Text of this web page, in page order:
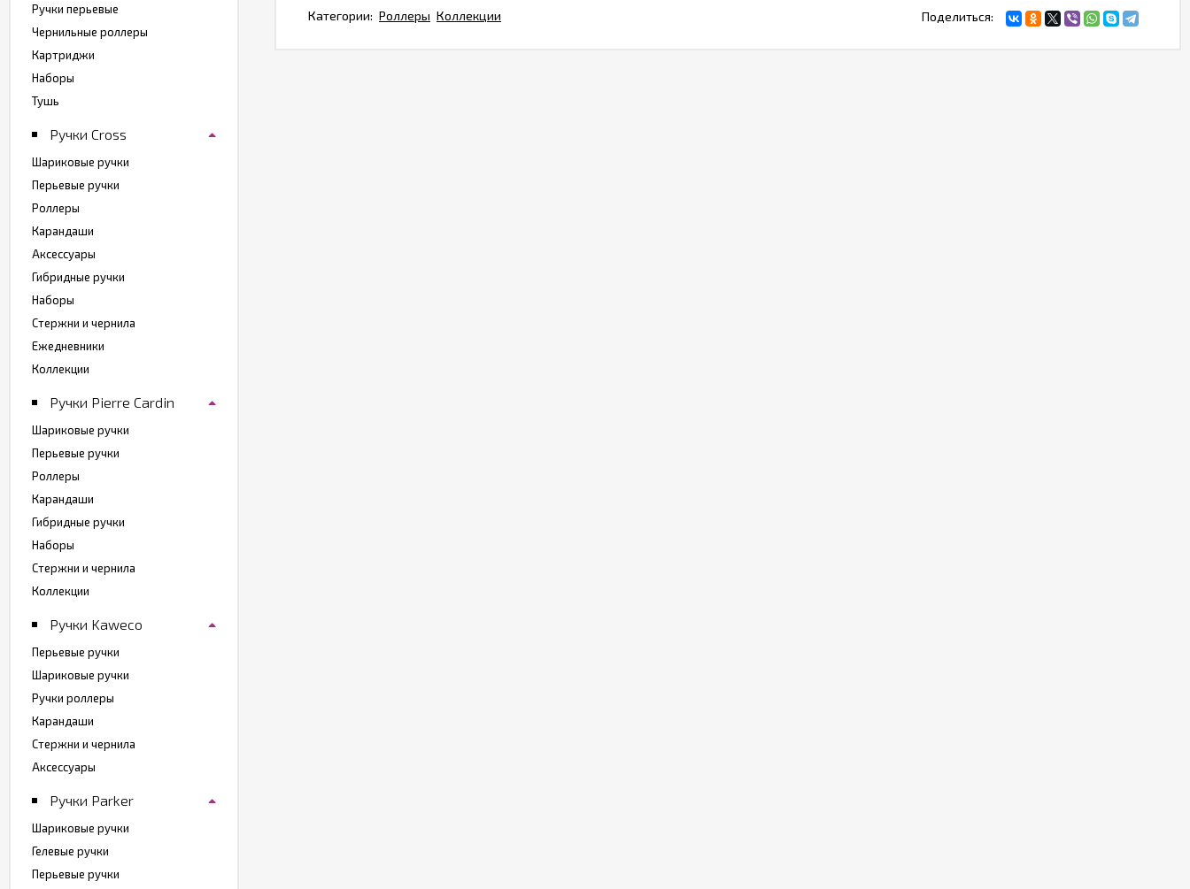
Поделиться:
Категории: Роллеры Коллекции
Ручки перьевые
Чернильные роллеры
Картриджи
Наборы
Тушь
Ручки Cross
Шариковые ручки
Перьевые ручки
Роллеры
Карандаши
Аксессуары
Гибридные ручки
Наборы
Стержни и чернила
Ежедневники
Коллекции
Ручки Pierre Cardin
Шариковые ручки
Перьевые ручки
Роллеры
Карандаши
Гибридные ручки
Наборы
Стержни и чернила
Коллекции
Ручки Kaweco
Перьевые ручки
Шариковые ручки
Ручки роллеры
Карандаши
Стержни и чернила
Аксессуары
Ручки Parker
Шариковые ручки
Гелевые ручки
Перьевые ручки